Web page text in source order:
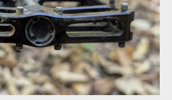
preciznost s nekompromisním